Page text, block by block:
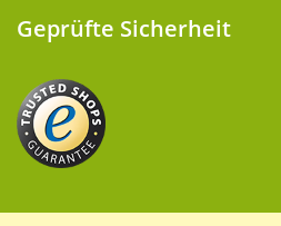
Geprüfte Sicherheit